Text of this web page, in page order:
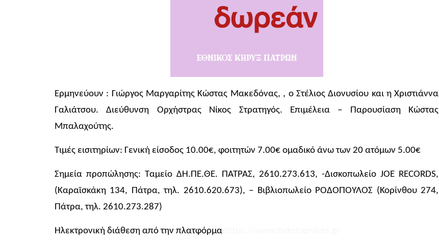
Ερμηνεύουν : Γιώργος Μαργαρίτης Κώστας Μακεδόνας, , ο Στέλιος Διονυσίου και η Χριστιάννα
Γαλιάτσου. Διεύθυνση Ορχήστρας Νίκος Στρατηγός. Επιμέλεια – Παρουσίαση Κώστας
Μπαλαχούτης.
Τιμές εισιτηρίων: Γενική είσοδος 10.00€, φοιτητών 7.00€ ομαδικό άνω των 20 ατόμων 5.00€
Σημεία προπώλησης: Ταμείο ΔΗ.ΠΕ.ΘΕ. ΠΑΤΡΑΣ, 2610.273.613, -Δισκοπωλείο JOE RECORDS,
(Καραϊσκάκη 134, Πάτρα, τηλ. 2610.620.673), – Βιβλιοπωλείο ΡΟΔΟΠΟΥΛΟΣ (Κορίνθου 274,
Πάτρα, τηλ. 2610.273.287)
Ηλεκτρονική διάθεση από την πλατφόρμα